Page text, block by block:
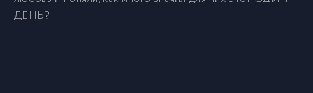
ДЕНЬ?